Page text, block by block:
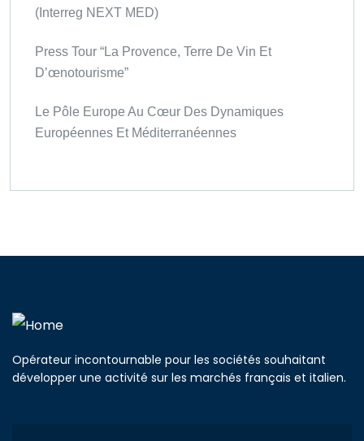
(Interreg NEXT MED)
Press Tour “La Provence, Terre De Vin Et
D’œnotourisme”
Le Pôle Europe Au Cœur Des Dynamiques
Européennes Et Méditerranéennes
Opérateur incontournable pour les sociétés souhaitant
développer une activité sur les marchés français et italien.